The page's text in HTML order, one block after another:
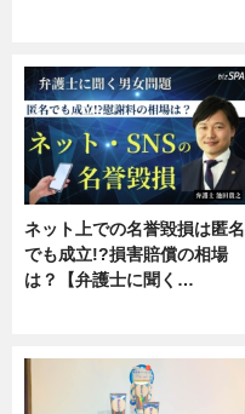
ネット上での名誉毀損は匿名
でも成立!?損害賠償の相場
は？【弁護士に聞く…